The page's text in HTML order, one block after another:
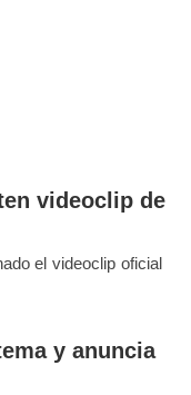
videoclip de
el videoclip oficial
y anuncia